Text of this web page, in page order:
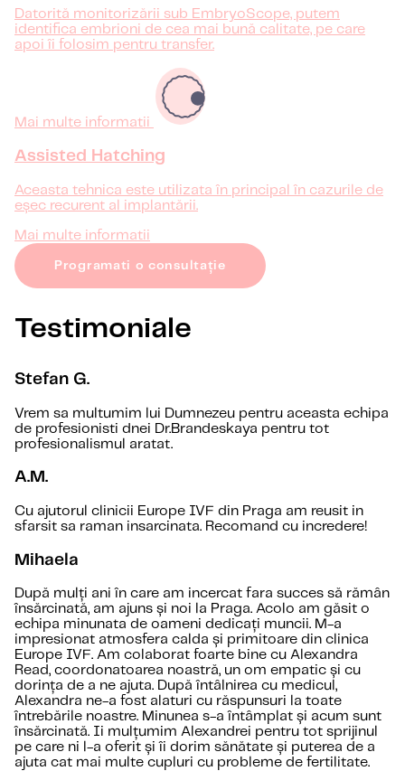
Datorită monitorizării sub EmbryoScope, putem
identifica embrioni de cea mai bună calitate, pe care
apoi îi folosim pentru transfer.
Mai multe informatii
Assisted Hatching
Aceasta tehnica este utilizata în principal în cazurile de
eșec recurent al implantării.
Mai multe informatii
Programati o consultație
Testimoniale
Stefan G.
Vrem sa multumim lui Dumnezeu pentru aceasta echipa
de profesionisti dnei Dr.Brandeskaya pentru tot
profesionalismul aratat.
A.M.
Cu ajutorul clinicii Europe IVF din Praga am reusit in
sfarsit sa raman insarcinata. Recomand cu incredere!
Mihaela
După mulți ani în care am incercat fara succes să rămân
însărcinată, am ajuns și noi la Praga. Acolo am găsit o
echipa minunata de oameni dedicați muncii. M-a
impresionat atmosfera calda și primitoare din clinica
Europe IVF. Am colaborat foarte bine cu Alexandra
Read, coordonatoarea noastră, un om empatic și cu
dorința de a ne ajuta. După întâlnirea cu medicul,
Alexandra ne-a fost alaturi cu răspunsuri la toate
întrebările noastre. Minunea s-a întâmplat și acum sunt
însărcinată. Ii mulțumim Alexandrei pentru tot sprijinul
pe care ni l-a oferit și îi dorim sănătate și puterea de a
ajuta cat mai multe cupluri cu probleme de fertilitate.